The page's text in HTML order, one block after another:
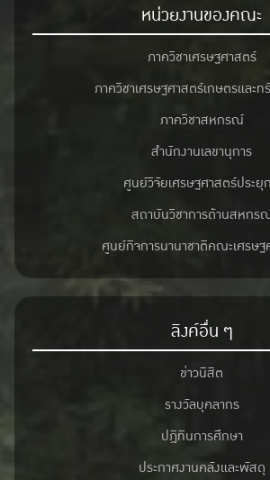
หน่วยงานของคณะ
ภาควิชาเศรษฐศาสตร์
ภาควิชาเศรษฐศาสตร์เกษตรและ
ภาควิชาสหกรณ์
สำนักงานเลขานุการ
ศูนย์วิจัยเศรษฐศาสตร์ประยุ
สถาบันวิชาการด้านสหกร
ศูนย์กิจการนานาชาติคณะเศรษ
ลิงค์อื่น ๆ
ข่าวนิสิต
รางวัลบุคลากร
ปฎิทินการศึกษา
ประกาศงานคลังและพัสดุ